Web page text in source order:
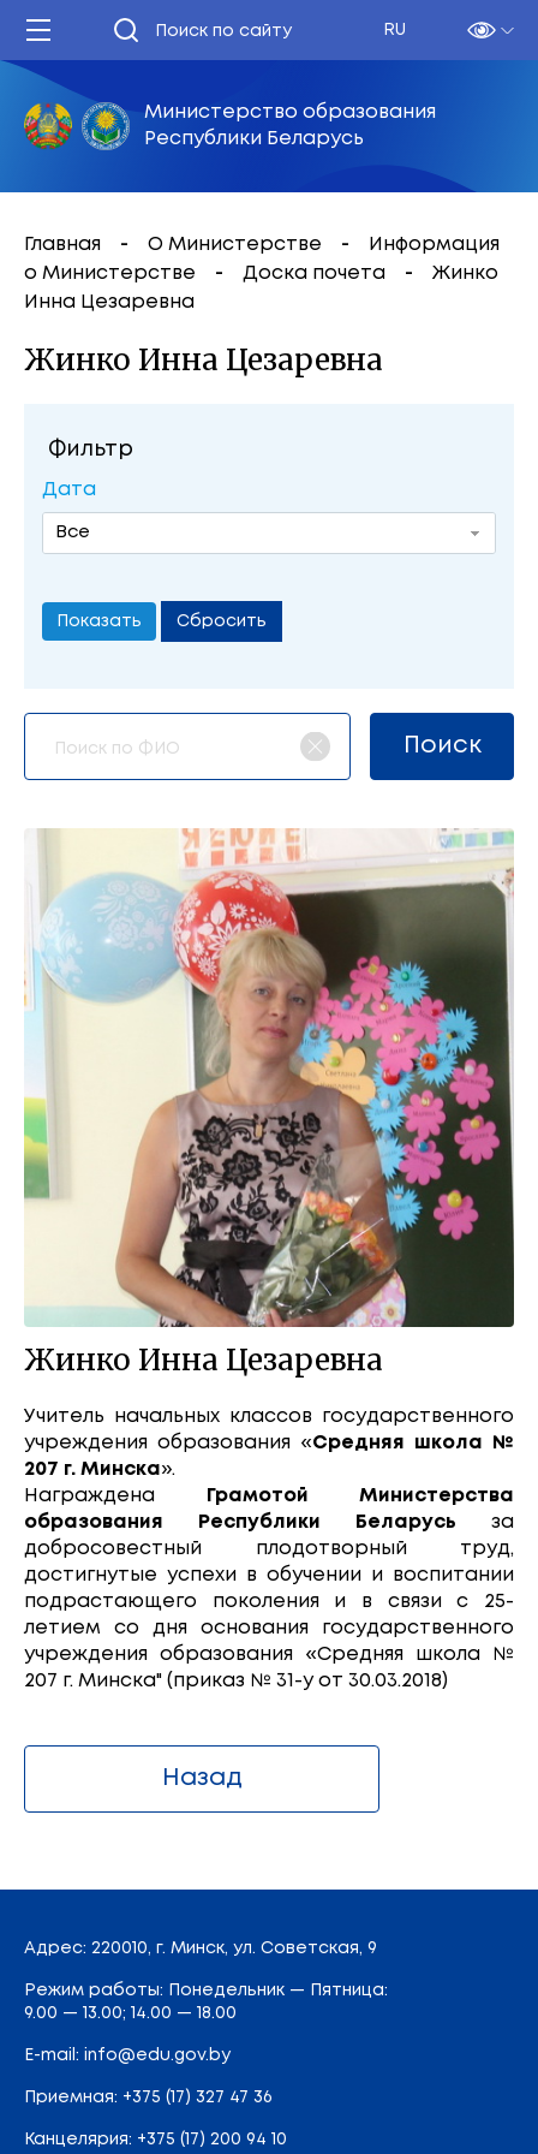
RU
Министерство образования
Республики Беларусь
Главная О Министерстве
Информация
о Министерстве
Доска почета
Жинко
Инна Цезаревна
Жинко Инна Цезаревна
Фильтр
Дата
Все
Сбросить
Жинко Инна Цезаревна
Учитель начальных классов государственного
учреждения образования «Средняя школа №
207 г. Минска».
Награждена
Грамотой Министерства
образования Республики Беларусь за
добросовестный плодотворный труд,
достигнутые успехи в обучении и воспитании
подрастающего поколения и в связи с 25-
летием со дня основания государственного
учреждения образования «Средняя школа №
207 г. Минска" (приказ № 31-у от 30.03.2018)
Назад
Адрес: 220010, г. Минск, ул. Советская, 9
Режим работы: Понедельник — Пятница:
9.00 — 13.00; 14.00 — 18.00
E-mail: info@edu.gov.by
Приемная: +375 (17) 327 47 36
Канцелярия: +375 (17) 200 94 10